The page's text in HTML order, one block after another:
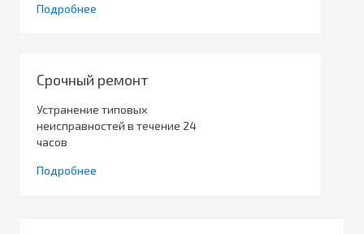
Подробнее
Срочный ремонт
Устранение типовых
неисправностей в течение 24
часов
Подробнее